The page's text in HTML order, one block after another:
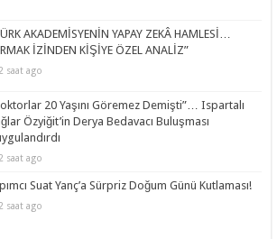
AKADEMİSYENİN YAPAY ZEKÂ HAMLESİ…
İZİNDEN KİŞİYE ÖZEL ANALİZ”
2 saat ago
20 Yaşını Göremez Demişti”… Ispartalı
Özyiğit’in Derya Bedavacı Buluşması
saat ago
Suat Yanç’a Sürpriz Doğum Günü Kutlaması!
saat ago